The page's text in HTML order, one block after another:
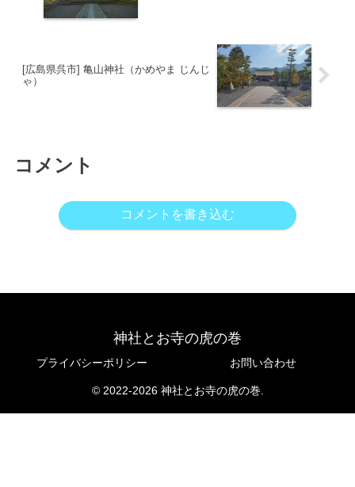
[広島県呉市] 亀山神社（かめやま じんじ
ゃ）
コメント
コメントを書き込む
神社とお寺の虎の巻
プライバシーポリシー お問い合わせ
© 2022-2026 神社とお寺の虎の巻.